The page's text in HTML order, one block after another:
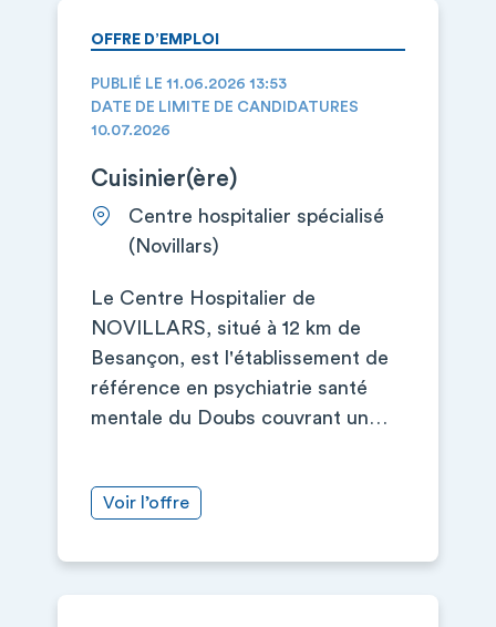
OFFRE D’EMPLOI
PUBLIÉ LE 11.06.2026 13:53
DATE DE LIMITE DE CANDIDATURES
10.07.2026
Cuisinier(ère)
Centre hospitalier spécialisé
(Novillars)
Le Centre Hospitalier de
NOVILLARS, situé à 12 km de
Besançon, est l'établissement de
référence en psychiatrie santé
mentale du Doubs couvrant un…
Voir l’offre